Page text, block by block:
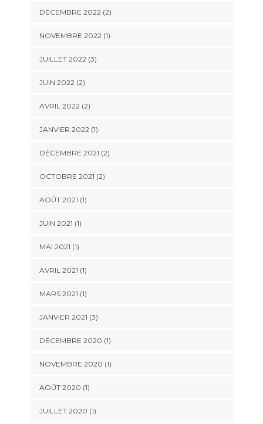
DÉCEMBRE 2022(2)
NOVEMBRE 2022(1)
JUILLET 2022(3)
JUIN 2022(2)
AVRIL 2022(2)
JANVIER 2022(1)
DÉCEMBRE 2021 (2)
OCTOBRE 2021 (2)
AOÛT 2021 (1)
JUIN 2021 (1)
MAI 2021 (1)
AVRIL 2021 (1)
MARS 2021 (1)
JANVIER 2021 (3)
DÉCEMBRE 2020 (1)
NOVEMBRE 2020 (1)
AOÛT 2020 (1)
JUILLET 2020 (1)